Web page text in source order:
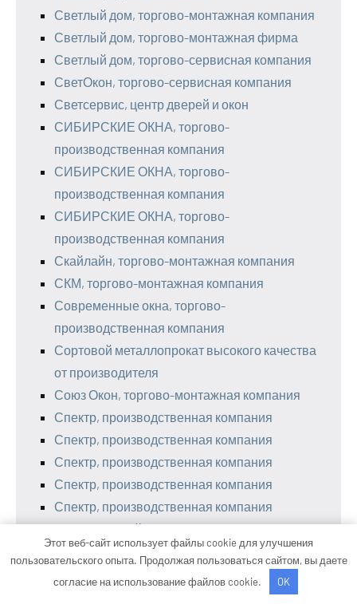
Светлый дом, торгово-монтажная компания
Светлый дом, торгово-монтажная фирма
Светлый дом, торгово-сервисная компания
СветОкон, торгово-сервисная компания
Светсервис, центр дверей и окон
СИБИРСКИЕ ОКНА, торгово-
производственная компания
СИБИРСКИЕ ОКНА, торгово-
производственная компания
СИБИРСКИЕ ОКНА, торгово-
производственная компания
Скайлайн, торгово-монтажная компания
СКМ, торгово-монтажная компания
Современные окна, торгово-
производственная компания
Сортовой металлопрокат высокого качества
от производителя
Союз Окон, торгово-монтажная компания
Спектр, производственная компания
Спектр, производственная компания
Спектр, производственная компания
Спектр, производственная компания
Спектр, производственная компания
Спецремстрой-т, производственная
компания
Этот веб-сайт использует файлы cookie для улучшения
пользовательского опыта. Продолжая пользоваться сайтом, вы даете
согласие на использование файлов cookie.
OK